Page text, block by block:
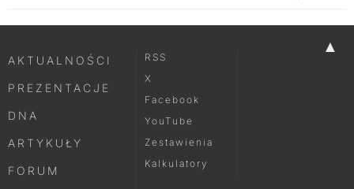
▲
AKTUALNOŚCI
PREZENTACJE
DNA
ARTYKUŁY
FORUM
RSS
X
Facebook
YouTube
Zestawienia
Kalkulatory